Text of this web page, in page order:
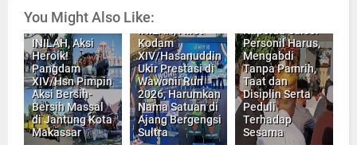
You Might Also Like:
INILAH, Aksi
Heroik!
Pangdam
XIV/Hsn Pimpin
Aksi Bersih-
Bersih Massal
di Jantung Kota
Makassar
Kodam
XIV/Hasanuddin
Ukir Prestasi di
Wawonii Run
2026, Harumkan
Nama Satuan di
Ajang Bergengsi
Sultra
Personil Harus,
Mengabdi
Tanpa Pamrih,
Taat dan
Disiplin Serta
Peduli
Terhadap
Sesama
Touring
Kapolda Sulsel
Pimpin